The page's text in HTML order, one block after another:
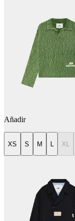
Añadir
XS S M XL